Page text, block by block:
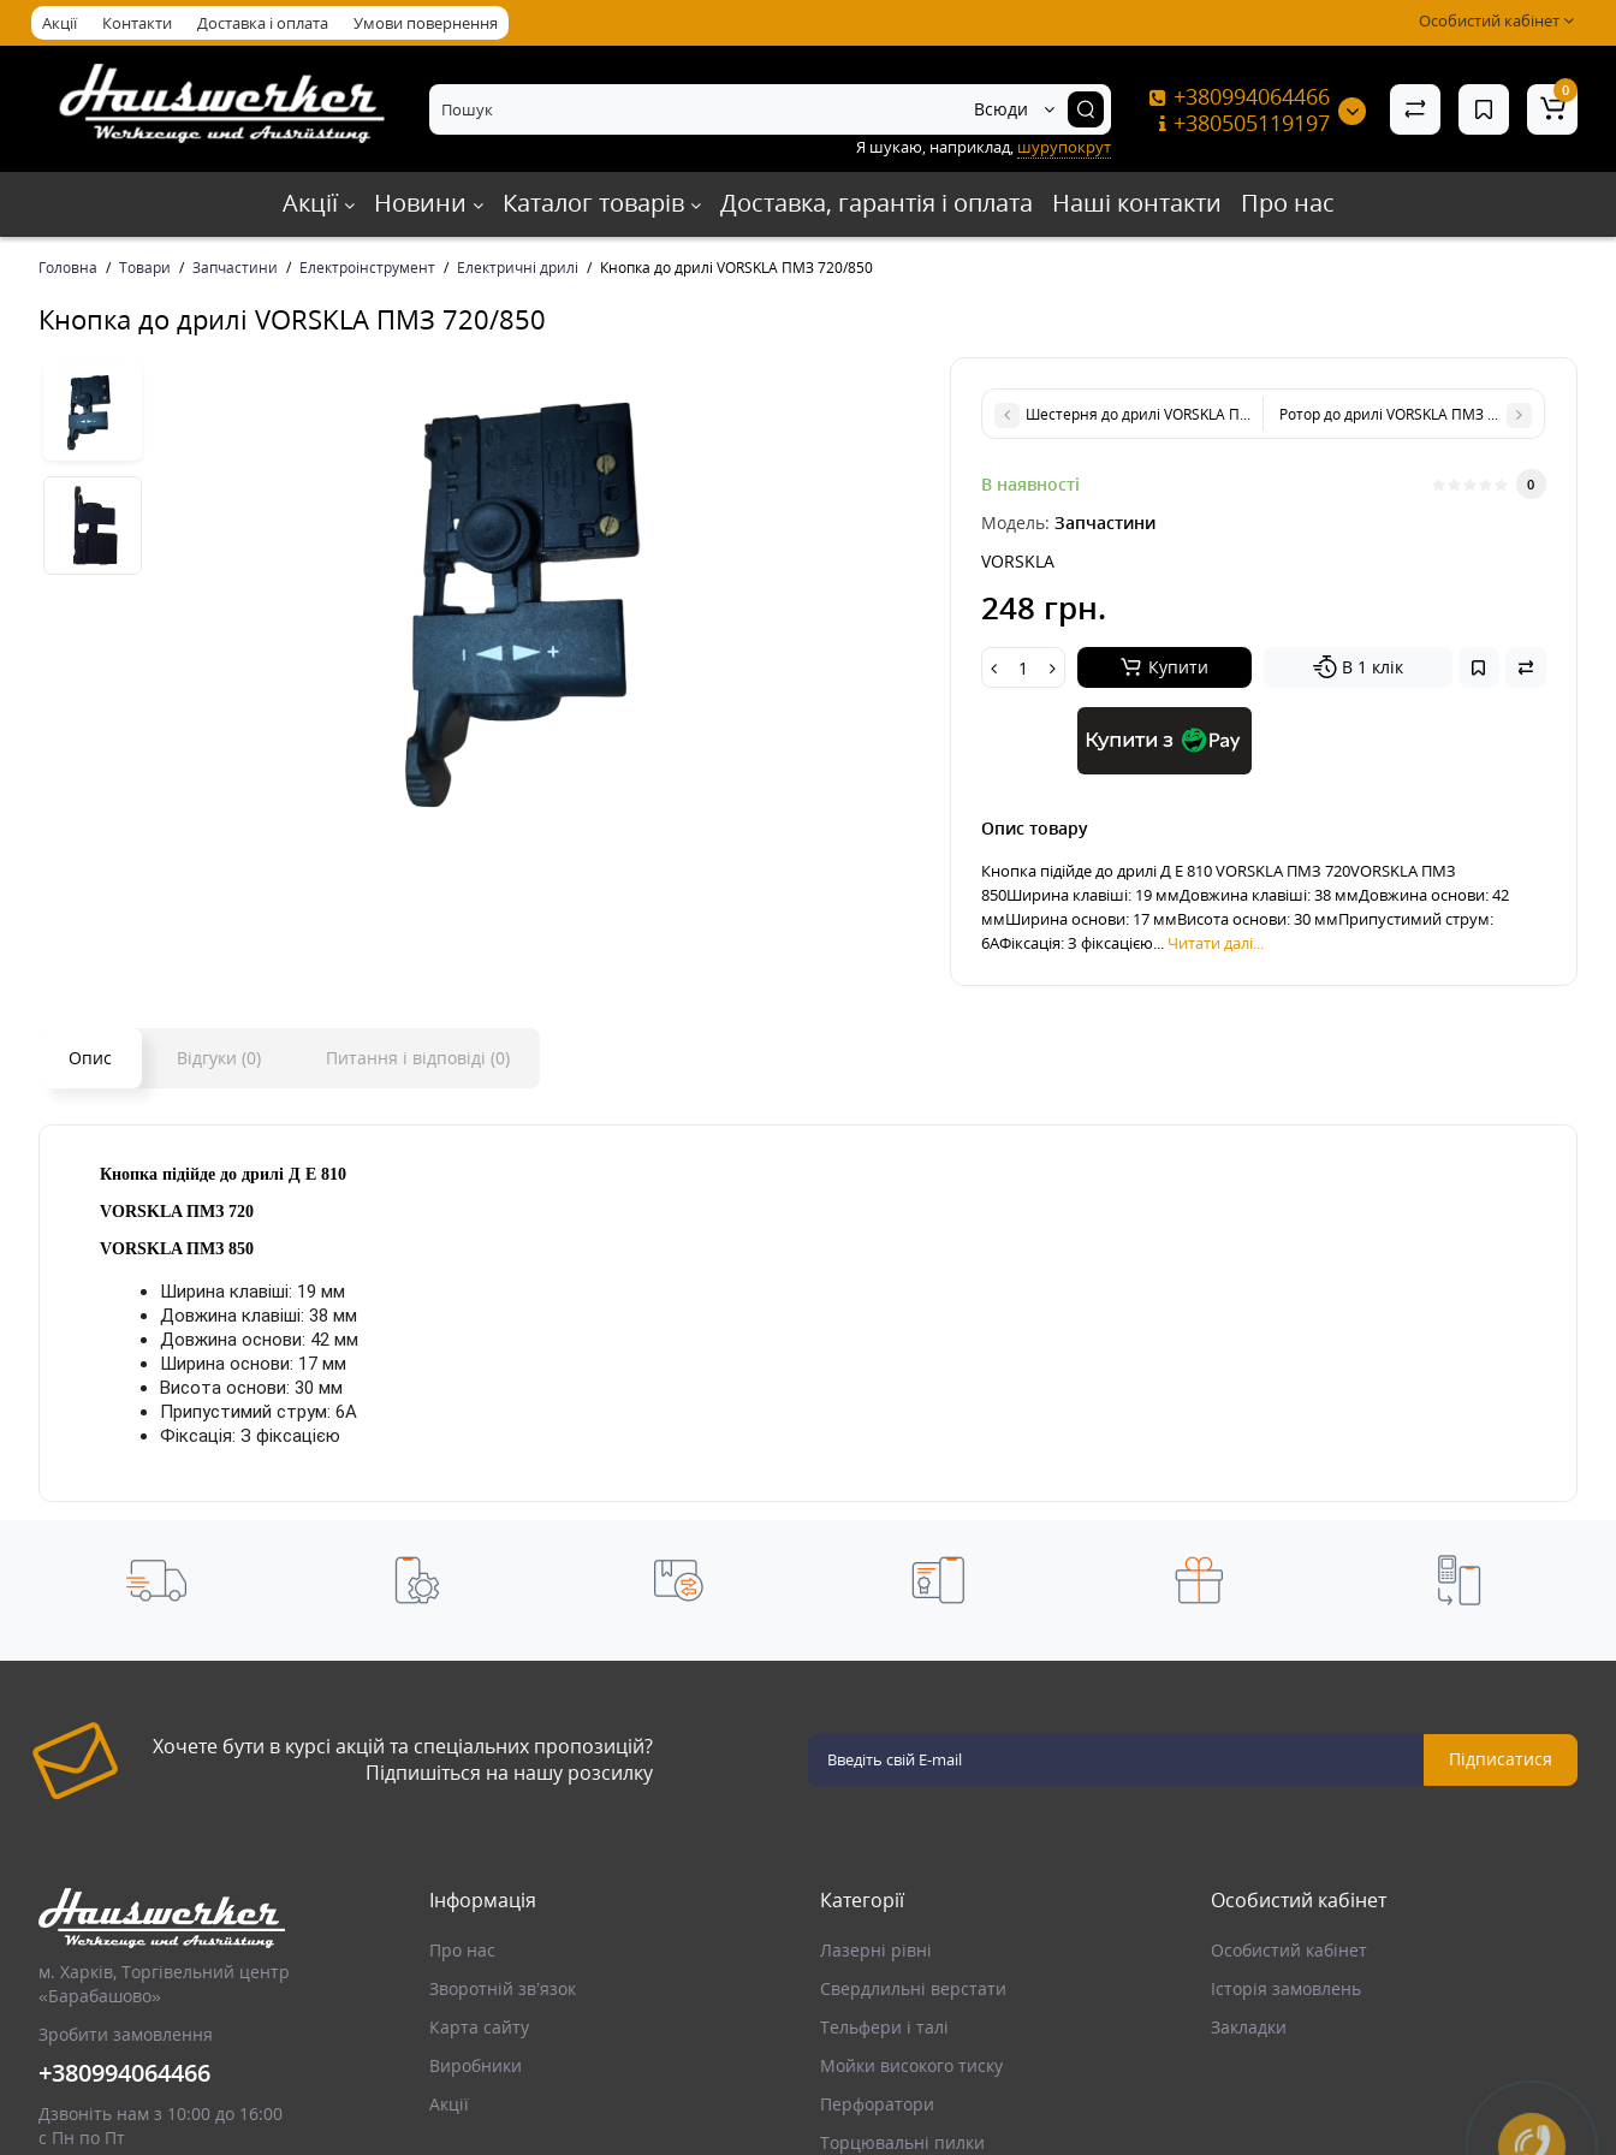
Акції Контакти Доставка і оплата Умови повернення Особистий кабінет
+380994064466
+380505119197
Всюди
Я шукаю, наприклад, шурупокрут
0
Акції Новини Каталог товарів Доставка, гарантія і оплата Наші контакти Про нас
Головна Товари Запчастини Електроінструмент Електричні дрилі Кнопка до дрилі VORSKLA ПМЗ 720/850
Кнопка до дрилі VORSKLA ПМЗ 720/850
Шестерня до дрилі VORSKLA ПМЗ 720Ротор до дрилі VORSKLA ПМЗ 720
В наявності 0
Модель: Запчастини
VORSKLA
248 грн.
Купити
Купити з
В 1 клік
Опис товару
Кнопка підійде до дрилі Д Е 810 VORSKLA ПМЗ 720VORSKLA ПМЗ
850Ширина клавіші: 19 ммДовжина клавіші: 38 ммДовжина основи: 42
ммШирина основи: 17 ммВисота основи: 30 ммПрипустимий струм:
6АФіксація: З фіксацією... Читати далі...
Опис Відгуки (0) Питання і відповіді (0)
Кнопка підійде до дрилі Д Е 810
VORSKLA ПМЗ 720
VORSKLA ПМЗ 850
Ширина клавіші: 19 мм
Довжина клавіші: 38 мм
Довжина основи: 42 мм
Ширина основи: 17 мм
Висота основи: 30 мм
Припустимий струм: 6А
Фіксація: З фіксацією
Хочете бути в курсі акцій та спеціальних пропозицій?
Підпишіться на нашу розсилку
Підписатися
м. Харків, Торгівельний центр
«Барабашово»
Зробити замовлення
+380994064466
Дзвоніть нам з 10:00 до 16:00
с Пн по Пт
Інформація
Про нас
Зворотній зв’язок
Карта сайту
Виробники
Акції
Категорії
Лазерні рівні
Свердлильні верстати
Тельфери і талі
Мойки високого тиску
Перфоратори
Торцювальні пилки
Особистий кабінет
Особистий кабінет
Історія замовлень
Закладки